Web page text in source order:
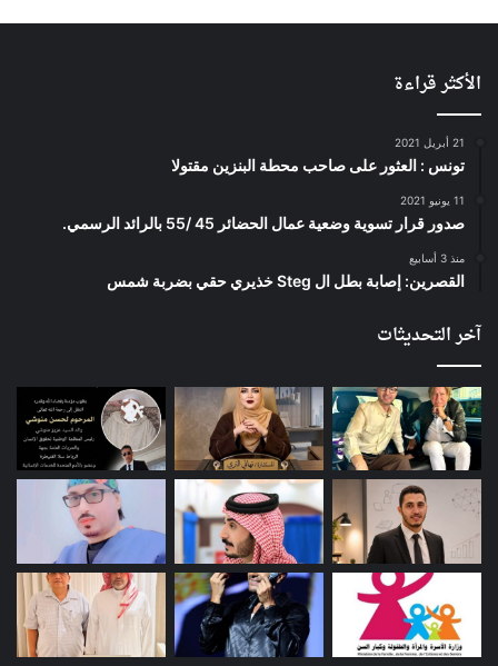
الأكثر قراءة
21 أبريل 2021
تونس : العثور على صاحب محطة البنزين مقتولا
11 يونيو 2021
صدور قرار تسوية وضعية عمال الحضائر 45 /55 بالرائد الرسمي.
منذ 3 أسابيع
القصرين: إصابة بطل ال Steg خذيري حقي بضربة شمس
آخر التحديثات